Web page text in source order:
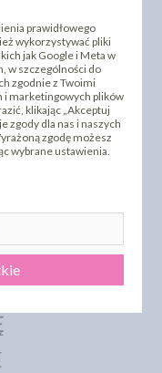
prawidłowego
wykorzystywać pliki
jak Google i Meta w
w szczególności do
zgodnie z Twoimi
marketingowych plików
klikając „Akceptuj
zgody dla nas i naszych
zgodę możesz
wybrane ustawienia.